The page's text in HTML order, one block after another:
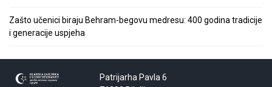
Zašto učenici biraju Behram-begovu medresu: 400 godina tradicije
i generacije uspjeha
Patrijarha Pavla 6